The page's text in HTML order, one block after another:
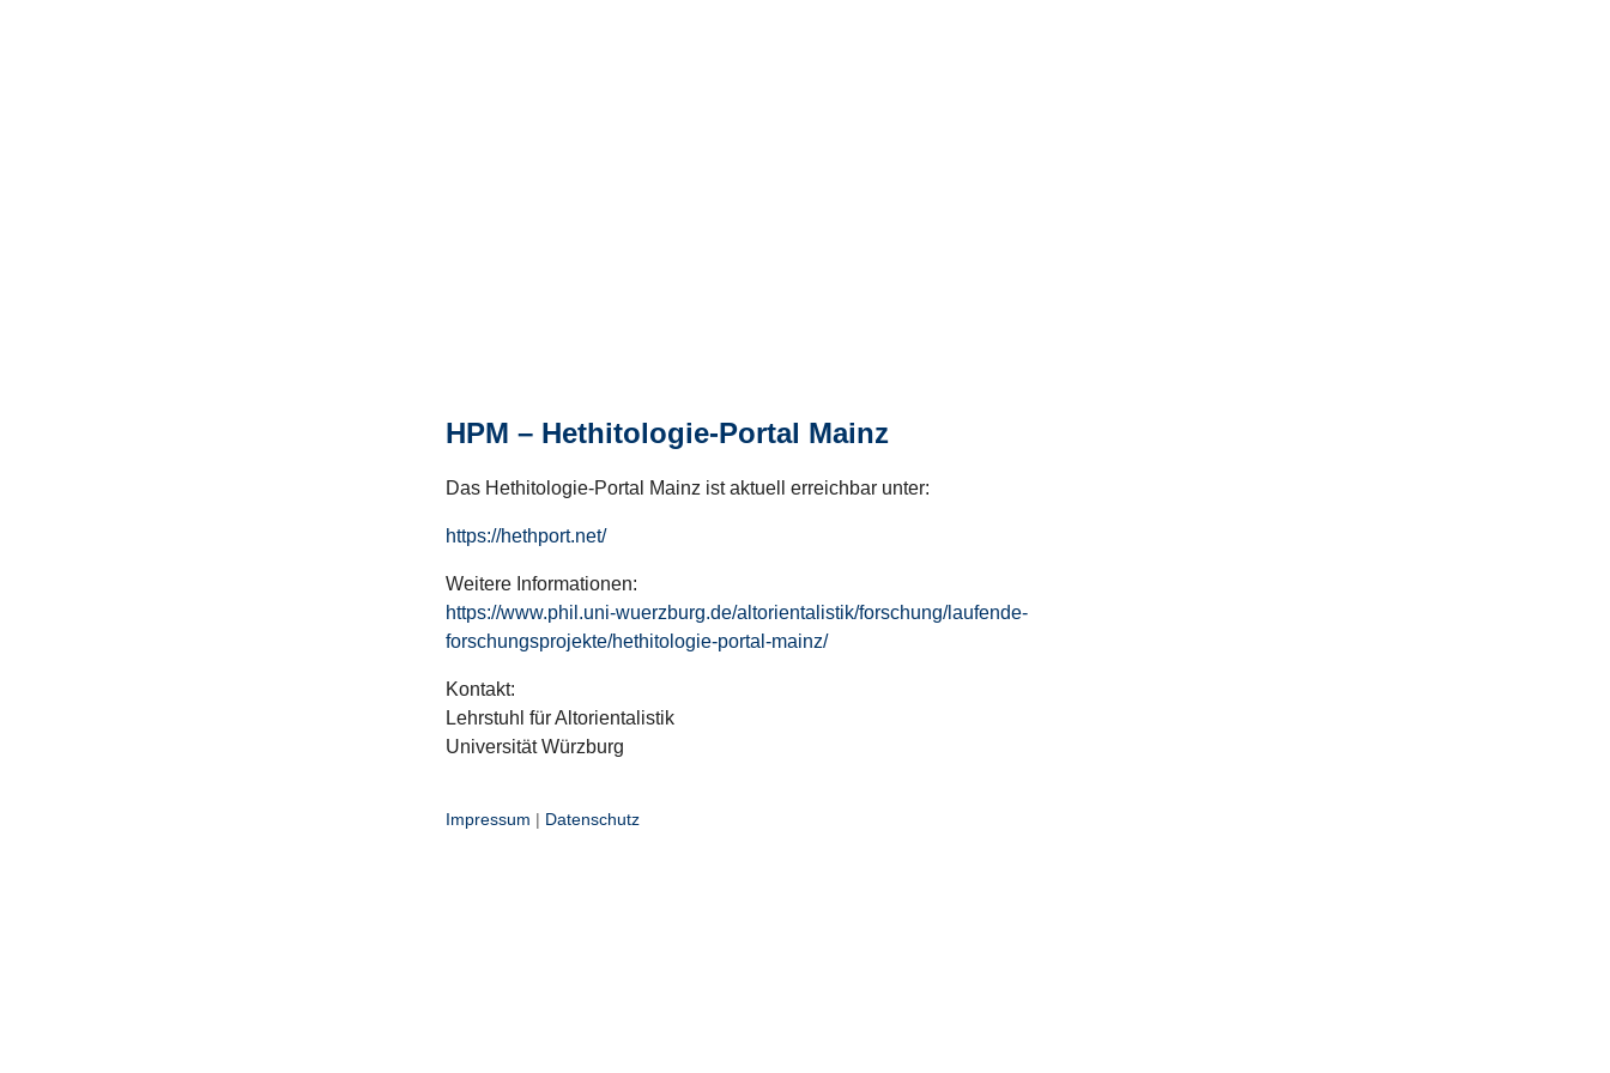
HPM – Hethitologie-Portal Mainz
Das Hethitologie-Portal Mainz ist aktuell erreichbar unter:
https://hethport.net/
Weitere Informationen:
https://www.phil.uni-wuerzburg.de/altorientalistik/forschung/laufende-
forschungsprojekte/hethitologie-portal-mainz/
Kontakt:
Lehrstuhl für Altorientalistik
Universität Würzburg
Impressum | Datenschutz